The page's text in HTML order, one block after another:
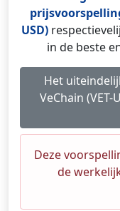
USD)
in de beste
Het
VeChain
Deze
de